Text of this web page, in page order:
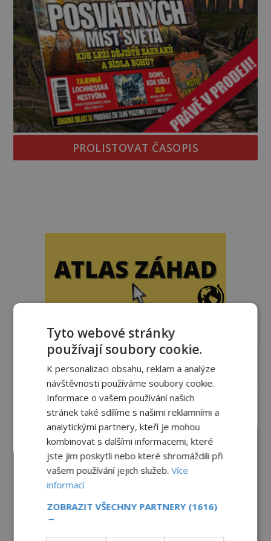
PROLISTOVAT ČASOPIS
reklama
Tyto webové stránky
používají soubory cookie.
K personalizaci obsahu, reklam a analýze
návštěvnosti používáme soubory cookie.
Informace o vašem používání našich
stránek také sdílíme s našimi reklamními a
analytickými partnery, kteří je mohou
kombinovat s dalšími informacemi, které
jste jim poskytli nebo které shromáždili při
vašem používání jejich služeb.Více
informací
ZOBRAZIT VŠECHNY PARTNERY (1616)
→